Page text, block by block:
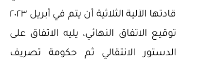
قادتها الآلية الثلاثية أن يتم في أبريل ٢٠٢٣
توقيع الاتفاق النهائي، يليه الاتفاق على
الدستور الانتقالي ثم حكومة تصريف